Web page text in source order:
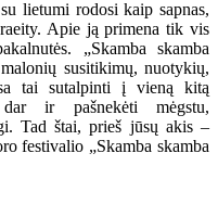
lietumi rodosi kaip sapnas,
Apie ją primena tik vis
„Skamba skamba
susitikimų, nuotykių,
tai sutalpinti į vieną kitą
ir pašnekėti mėgstu,
Tad štai, prieš jūsų akis –
festivalio „Skamba skamba